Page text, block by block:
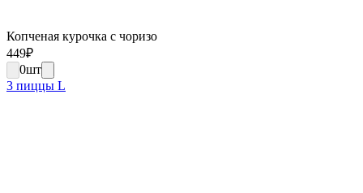
Копченая курочка с чоризо
449₽
0шт
3 пиццы L